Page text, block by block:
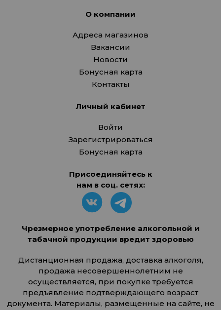
О компании
Адреса магазинов
Вакансии
Новости
Бонусная карта
Контакты
Личный кабинет
Войти
Зарегистрироваться
Бонусная карта
Присоединяйтесь к
нам в соц. сетях:
Чрезмерное употребление алкогольной и
табачной продукции вредит здоровью
Дистанционная продажа, доставка алкоголя,
продажа несовершеннолетним не
осуществляется, при покупке требуется
предъявление подтверждающего возраст
документа. Материалы, размещенные на сайте, не